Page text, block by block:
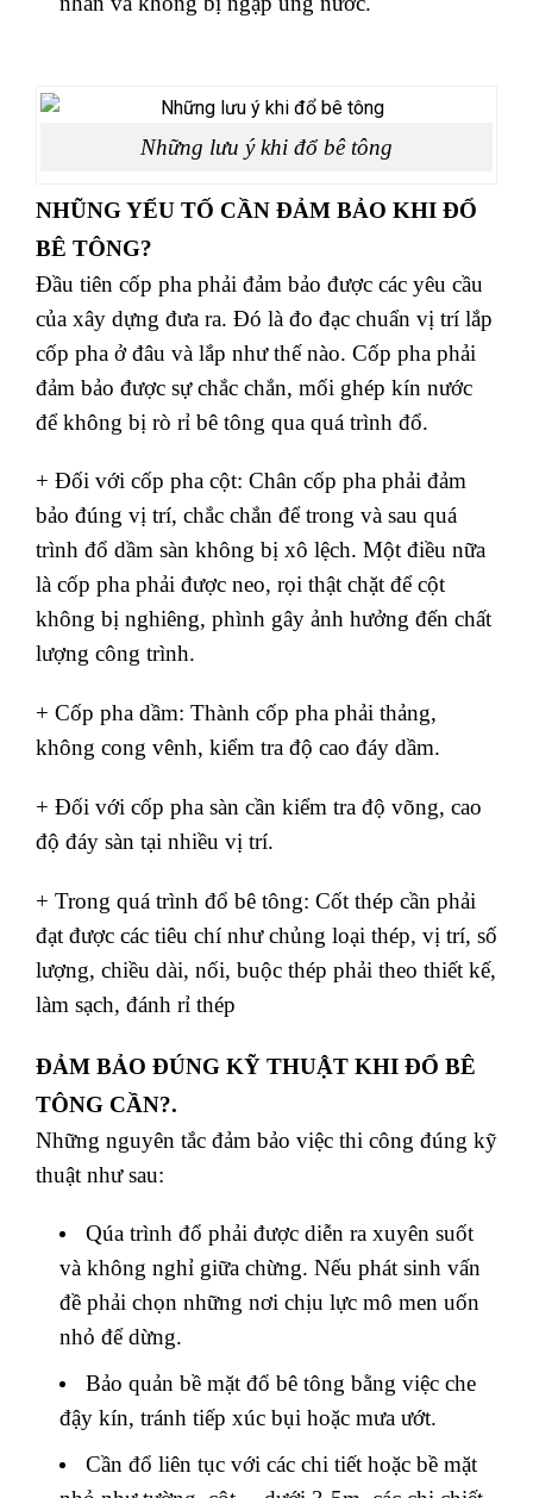
Những lưu ý khi đổ bê tông
NHŨNG YẾU TỐ CẦN ĐẢM BẢO KHI ĐỔ
BÊ TÔNG?
Đầu tiên cốp pha phải đảm bảo được các yêu cầu
của xây dựng đưa ra. Đó là đo đạc chuẩn vị trí lắp
cốp pha ở đâu và lắp như thế nào. Cốp pha phải
đảm bảo được sự chắc chắn, mối ghép kín nước
để không bị rò rỉ bê tông qua quá trình đổ.
+ Đối với cốp pha cột: Chân cốp pha phải đảm
bảo đúng vị trí, chắc chắn để trong và sau quá
trình đổ dầm sàn không bị xô lệch. Một điều nữa
là cốp pha phải được neo, rọi thật chặt để cột
không bị nghiêng, phình gây ảnh hưởng đến chất
lượng công trình.
+ Cốp pha dầm: Thành cốp pha phải thảng,
không cong vênh, kiểm tra độ cao đáy dầm.
+ Đối với cốp pha sàn cần kiểm tra độ võng, cao
độ đáy sàn tại nhiều vị trí.
+ Trong quá trình đổ bê tông: Cốt thép cần phải
đạt được các tiêu chí như chủng loại thép, vị trí, số
lượng, chiều dài, nối, buộc thép phải theo thiết kế,
làm sạch, đánh rỉ thép
ĐẢM BẢO ĐÚNG KỸ THUẬT KHI ĐỔ BÊ
TÔNG CẦN?.
Những nguyên tắc đảm bảo việc thi công đúng kỹ
thuật như sau:
Qúa trình đổ phải được diễn ra xuyên suốt
và không nghỉ giữa chừng. Nếu phát sinh vấn
đề phải chọn những nơi chịu lực mô men uốn
nhỏ để dừng.
Bảo quản bề mặt đổ bê tông bằng việc che
đậy kín, tránh tiếp xúc bụi hoặc mưa ướt.
Cần đổ liên tục với các chi tiết hoặc bề mặt